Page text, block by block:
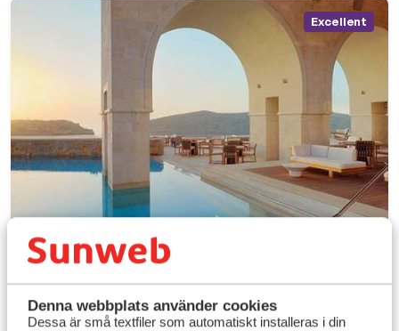
Denna webbplats använder cookies
Dessa är små textfiler som automatiskt installeras i din
Excellent
5-stjärniga hotell
Boka privat transfer